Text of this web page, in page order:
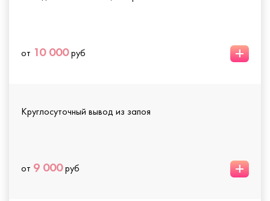
от 10 000руб +
Круглосуточный вывод из запоя
от 9 000руб +